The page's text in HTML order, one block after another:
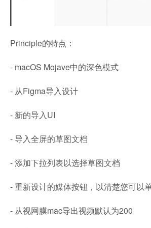
Principle的特点：
- macOS Mojave中的深色模式
- 从Figma导入设计
- 新的导入UI
- 导入全屏的草图文档
- 添加下拉列表以选择草图文档
- 重新设计的媒体按钮，以清楚您可以
- 从视网膜mac导出视频默认为200